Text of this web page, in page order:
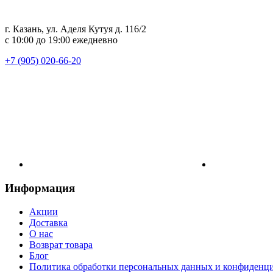
г. Казань, ул. Аделя Кутуя д. 116/2
с 10:00 до 19:00 ежедневно
+7 (905) 020-66-20
Информация
Акции
Доставка
О нас
Возврат товара
Блог
Политика обработки персональных данных и